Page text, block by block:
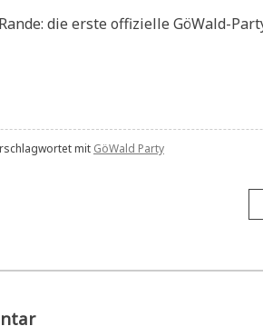
die erste offizielle GöWald-
mit GöWald Party